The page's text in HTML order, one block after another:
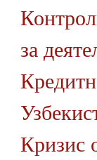
за
Кризис